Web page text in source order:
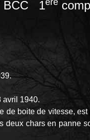
BCC 1
avril 1940.
de boite de vitesse,
deux chars en panne